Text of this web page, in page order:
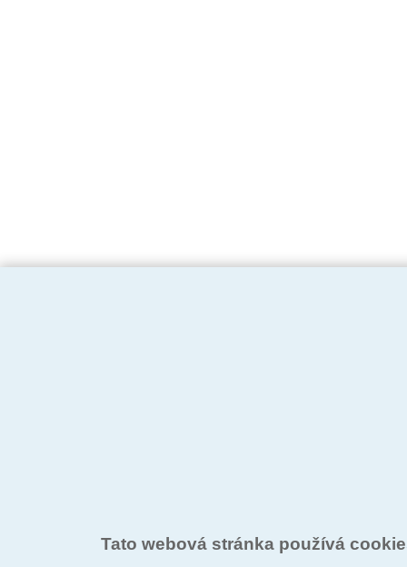
Tato webová stránka používá